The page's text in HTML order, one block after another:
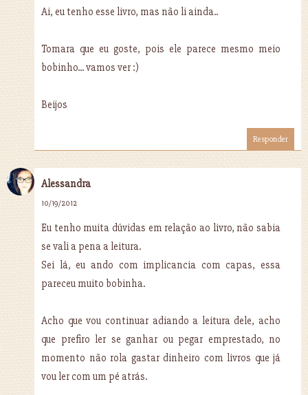
Ai, eu tenho esse livro, mas não li ainda..
Tomara que eu goste, pois ele parece mesmo meio
bobinho... vamos ver :)
Beijos
Responder
Alessandra
10/19/2012
Eu tenho muita dúvidas em relação ao livro, não sabia
se vali a pena a leitura.
Sei lá, eu ando com implicancia com capas, essa
pareceu muito bobinha.
Acho que vou continuar adiando a leitura dele, acho
que prefiro ler se ganhar ou pegar emprestado, no
momento não rola gastar dinheiro com livros que já
vou ler com um pé atrás.